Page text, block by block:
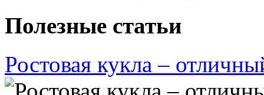
Полезные статьи
Ростовая кукла –